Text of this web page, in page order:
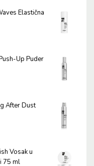
Elastična
Up Puder
After Dust
Vosak u
75 ml